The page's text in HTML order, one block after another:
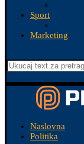
Sport
Marketing
Naslovna
Politika